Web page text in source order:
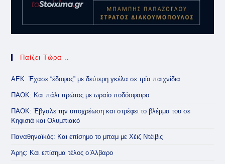
Παίζει Τώρα ..
ΑΕΚ: Έχασε “έδαφος” με δεύτερη γκέλα σε τρία παιχνίδια
ΠΑΟΚ: Και πάλι πρώτος με ωραίο ποδόσφαιρο
ΠΑΟΚ: Έβγαλε την υποχρέωση και στρέφει το βλέμμα του σε
Κηφισιά και Ολυμπιακό
Παναθηναϊκός: Και επίσημο το μπαμ με Χέιζ Ντέιβις
Άρης: Και επίσημα τέλος ο Άλβαρο